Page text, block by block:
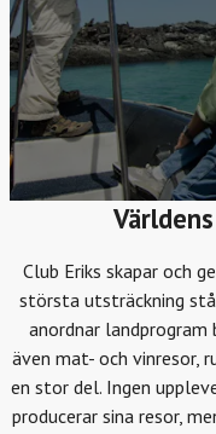
Club Eriks skapar och
största utsträckning
anordnar landprogram
även mat- och vinresor,
en stor del. Ingen
producerar sina resor,